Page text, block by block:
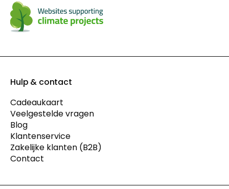
Hulp & contact
Cadeaukaart
Veelgestelde vragen
Blog
Klantenservice
Zakelijke klanten (B2B)
Contact